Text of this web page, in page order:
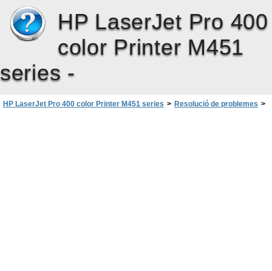
HP LaserJet Pro 400
color Printer M451
series -
HP LaserJet Pro 400 color Printer M451 series > Resolució de problemes >